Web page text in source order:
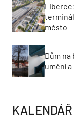
Liberec
město
Dům
umění